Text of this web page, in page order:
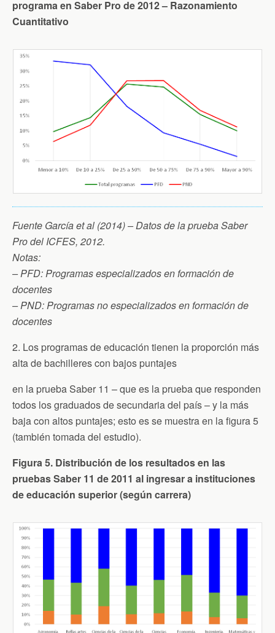
programa en Saber Pro de 2012 – Razonamiento
Cuantitativo
Fuente García et al (2014) – Datos de la prueba Saber
Pro del ICFES, 2012.
Notas:
– PFD: Programas especializados en formación de
docentes
– PND: Programas no especializados en formación de
docentes
2. Los programas de educación tienen la proporción más
alta de bachilleres con bajos puntajes
en la prueba Saber 11 – que es la prueba que responden
todos los graduados de secundaria del país – y la más
baja con altos puntajes; esto es se muestra en la figura 5
(también tomada del estudio).
Figura 5. Distribución de los resultados en las
pruebas Saber 11 de 2011 al ingresar a instituciones
de educación superior (según carrera)